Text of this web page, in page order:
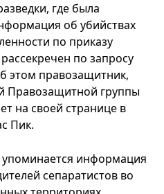
где была
об убийствах
по приказу
по запросу
этом правозащитник,
Правозащитной группы
на своей странице в
Пик.
упоминается информация
сепаратистов во